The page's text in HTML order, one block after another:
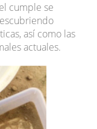
cumple se
así como las
actuales.